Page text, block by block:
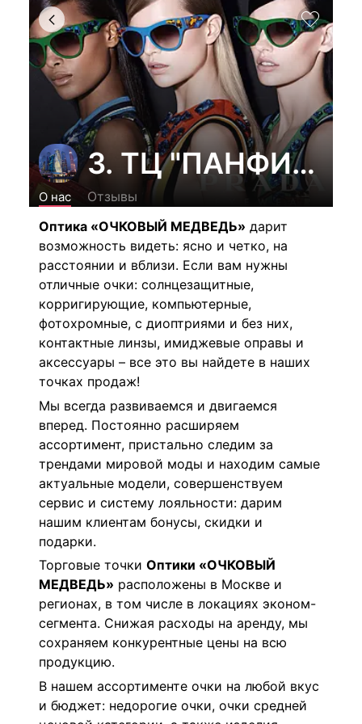
3. ТЦ
О нас
Отзывы
Оптика «ОЧКОВЫЙ МЕДВЕДЬ» дарит
возможность видеть: ясно и четко, на
расстоянии и вблизи. Если вам нужны
отличные очки: солнцезащитные,
корригирующие, компьютерные,
фотохромные, с диоптриями и без них,
контактные линзы, имиджевые оправы и
аксессуары – все это вы найдете в наших
точках продаж!
Мы всегда развиваемся и двигаемся
вперед. Постоянно расширяем
ассортимент, пристально следим за
трендами мировой моды и находим самые
актуальные модели, совершенствуем
сервис и систему лояльности: дарим
нашим клиентам бонусы, скидки и
подарки.
Торговые точки Оптики «ОЧКОВЫЙ
МЕДВЕДЬ» расположены в Москве и
регионах, в том числе в локациях эконом-
сегмента. Снижая расходы на аренду, мы
сохраняем конкурентные цены на всю
продукцию.
В нашем ассортименте очки на любой вкус
и бюджет: недорогие очки, очки средней